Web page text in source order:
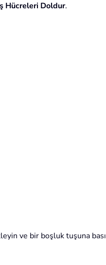
Hücreleri Doldur.
ve bir boşluk tuşuna